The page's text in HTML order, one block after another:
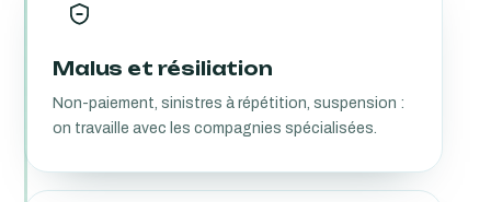
Malus et résiliation
Non-paiement, sinistres à répétition, suspension :
on travaille avec les compagnies spécialisées.